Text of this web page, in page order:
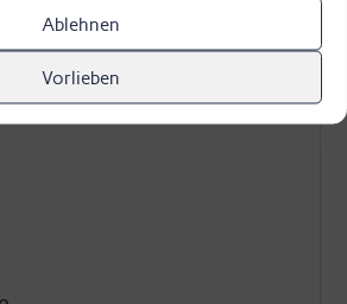
Ablehnen
Vorlieben
Serum Metall basiert auf der
der energetischen